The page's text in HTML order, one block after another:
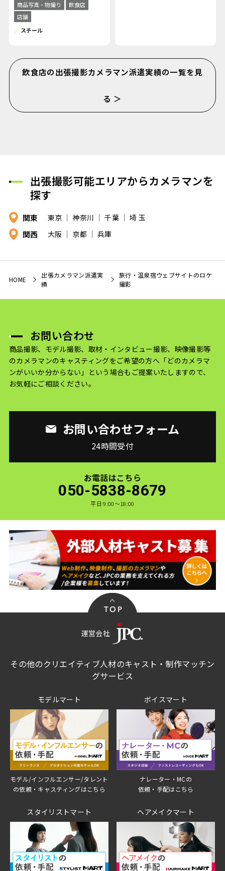
商品写真・物撮り
飲食店
店舗
スチール
飲食店の出張撮影カメラマン派遣実績の一覧を見
る ＞
出張撮影可能エリアからカメラマンを
探す
関東 東京 神奈川 千葉 埼 玉
関西 大阪 京都 兵庫
HOME
出張カメラマン派遣実
績
旅行・温泉宿ウェブサイトのロケ
撮影
お問い合わせ
商品撮影、モデル撮影、取材・インタビュー撮影、映像撮影等
のカメラマンのキャスティングをご希望の方へ 「どのカメラマ
ンがいいか分からない」という場合もご提案いたしますので、
お気軽にご相談ください。
お問い合わせフォーム
24時間受付
お電話はこちら
050-5838-8679
平日 9:00〜18:00
運営会社
その他のクリエイティブ人材のキャスト・制作マッチン
グサービス
モデルマート
モデル/インフルエンサー/タレント
の依頼・キャスティングはこちら
ボイスマート
ナレーター・MCの
依頼・手配はこちら
スタイリストマート ヘアメイクマート